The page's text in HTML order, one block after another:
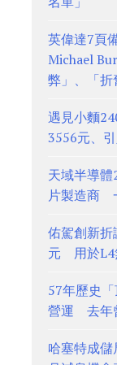
英偉達7頁
Michael
弊」、「折
遇見小麵
3556元、
天域半導
片製造商
佑駕創新
元 用於L4
57年歷史
營運 去年
哈塞特成